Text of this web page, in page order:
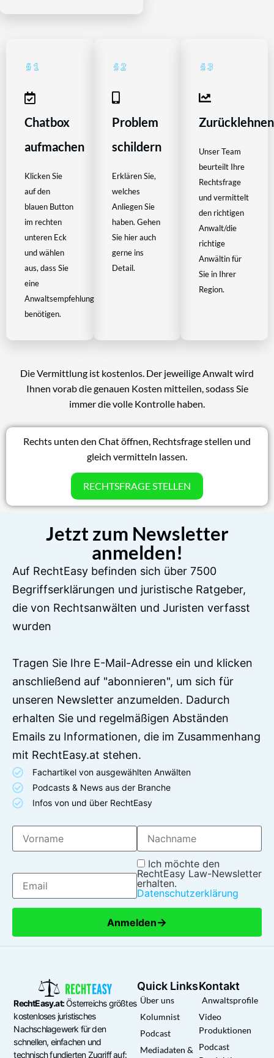
Chatbox
aufmachen
Klicken Sie
auf den
blauen Button
im rechten
unteren Eck
und wählen
aus, dass Sie
eine
Anwaltsempfehlung
benötigen.
Problem
schildern
Erklären Sie,
welches
Anliegen Sie
haben. Gehen
Sie hier auch
gerne ins
Detail.
Zurücklehnen
Unser Team
beurteilt Ihre
Rechtsfrage
und vermittelt
den richtigen
Anwalt/die
richtige
Anwältin für
Sie in Ihrer
Region.
Die Vermittlung ist kostenlos. Der jeweilige Anwalt wird
Ihnen vorab die genauen Kosten mitteilen, sodass Sie
immer die volle Kontrolle haben.
Rechts unten den Chat öffnen, Rechtsfrage stellen und
gleich vermitteln lassen.
RECHTSFRAGE STELLEN
Jetzt zum Newsletter
anmelden!
Auf RechtEasy befinden sich über 7500
Begriffserklärungen und juristische Ratgeber,
die von Rechtsanwälten und Juristen verfasst
wurden
Tragen Sie Ihre E-Mail-Adresse ein und klicken
anschließend auf "abonnieren", um sich für
unseren Newsletter anzumelden. Dadurch
erhalten Sie und regelmäßigen Abständen
Emails zu Informationen, die im Zusammenhang
mit RechtEasy.at stehen.
Fachartikel von ausgewählten Anwälten
Podcasts & News aus der Branche
Infos von und über RechtEasy
Ich möchte den
RechtEasy Law-Newsletter
erhalten.
Datenschutzerklärung
Anmelden→
RechtEasy.at:Österreichs größtes
kostenloses juristisches
Nachschlagewerk für den
schnellen, einfachen und
technisch fundierten Zugriff auf:
Quick Links
Über uns
Kolumnist
Podcast
Mediadaten &
Kontakt
Anwaltsprofile
Video
Produktionen
Podcast